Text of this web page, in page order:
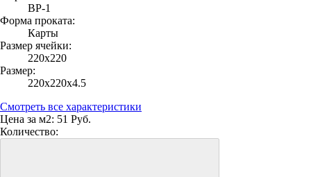
ВР-1
Форма проката:
Карты
Размер ячейки:
220х220
Размер:
220х220х4.5
Смотреть все характеристики
Цена за м2: 51 Руб.
Количество: